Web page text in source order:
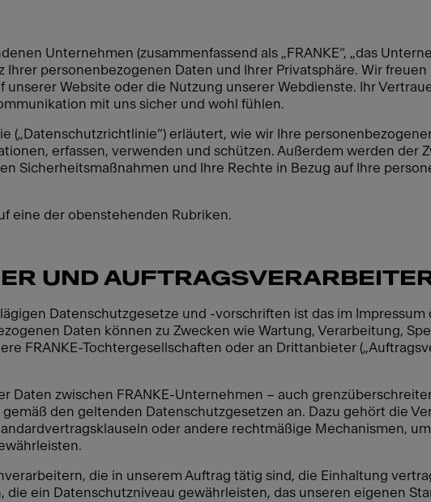
Unternehmen (zusammenfassend als „FRANKE“, „das
personenbezogenen Daten und Ihrer Privatsphäre. Wir freuen
unserer Website oder die Nutzung unserer Webdienste. Ihr
mit uns sicher und wohl fühlen.
(„Datenschutzrichtlinie“) erläutert, wie wir Ihre
erfassen, verwenden und schützen. Außerdem werden der
Sicherheitsmaßnahmen und Ihre Rechte in Bezug auf Ihre
eine der obenstehenden Rubriken.
UND
Datenschutzgesetze und -vorschriften ist das im Impressum
Daten können zu Zwecken wie Wartung, Verarbeitung,
FRANKE-Tochtergesellschaften oder an Drittanbieter
Daten zwischen FRANKE-Unternehmen – auch
den geltenden Datenschutzgesetzen an. Dazu gehört die
oder andere rechtmäßige Mechanismen,
die in unserem Auftrag tätig sind, die Einhaltung
ein Datenschutzniveau gewährleisten, das unseren eigenen